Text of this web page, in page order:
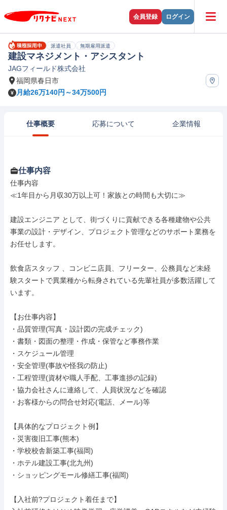
会員登録 ログイン
派遣社員 無期雇用派遣
建設マネジメント・アシスタント
JAGフィールド株式会社
福岡県春日市
月給26万140円～34万500円
仕事概要 応募について 企業情報
仕事内容
仕事内容
≪1年目から月収30万以上可！家族との時間も大切に≫
建設エンジニア として、街づくりに貢献できる各種建物や公共
事業の設計・デザイン、プロジェクト管理などのサポート業務を
お任せします。
飲食店スタッフ 、コンビニ店員、フリーター、公務員など未経
験スタートで異業種から転身されている先輩社員が多数活躍して
います。
【お仕事内容】
・品質管理(写真・設計図の完成チェック)
・書類・図面の整理・作成・保管など事務作業
・スケジュール管理
・安全管理(事故や怪我の防止)
・工程管理(資材や職人手配、工事進捗の記録)
・協力会社さんに連絡して、人員状況などを確認
・お客様からの問合せ対応(電話、メール)等
【具体的なプロジェクト例】
・災害復旧工事(熊本)
・学校校舎新築工事(福岡)
・ホテル建設工事(北九州)
・ショッピングモール修繕工事(福岡)
【入社前?プロジェクト着任まで】